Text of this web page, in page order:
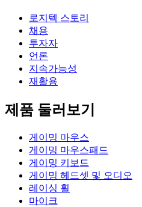
로지텍 스토리
채용
투자자
언론
지속가능성
재활용
제품 둘러보기
게이밍 마우스
게이밍 마우스패드
게이밍 키보드
게이밍 헤드셋 및 오디오
레이싱 휠
마이크